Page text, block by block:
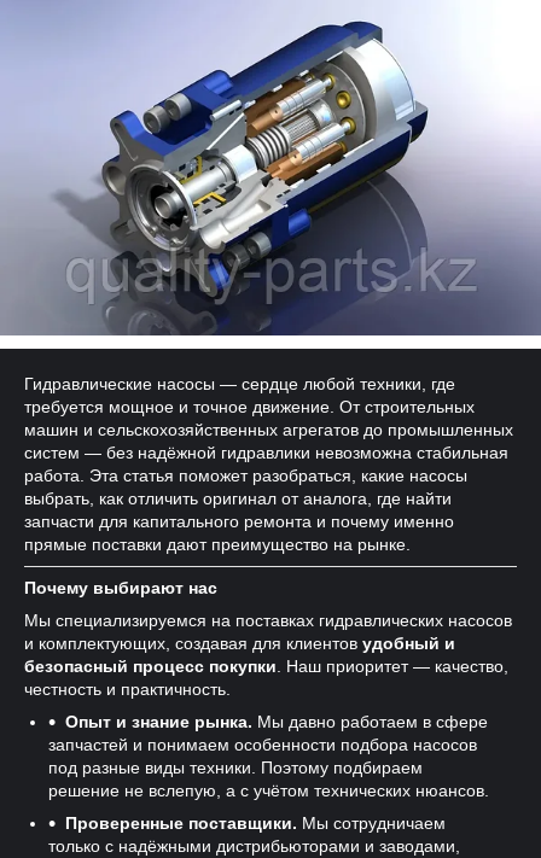
Гидравлические насосы — сердце любой техники, где
требуется мощное и точное движение. От строительных
машин и сельскохозяйственных агрегатов до промышленных
систем — без надёжной гидравлики невозможна стабильная
работа. Эта статья поможет разобраться, какие насосы
выбрать, как отличить оригинал от аналога, где найти
запчасти для капитального ремонта и почему именно
прямые поставки дают преимущество на рынке.
Почему выбирают нас
Мы специализируемся на поставках гидравлических насосов
и комплектующих, создавая для клиентов удобный и
безопасный процесс покупки . Наш приоритет — качество,
честность и практичность.
Опыт и знание рынка. Мы давно работаем в сфере
запчастей и понимаем особенности подбора насосов
под разные виды техники. Поэтому подбираем
решение не вслепую, а с учётом технических нюансов.
Проверенные поставщики. Мы сотрудничаем
только с надёжными дистрибьюторами и заводами,